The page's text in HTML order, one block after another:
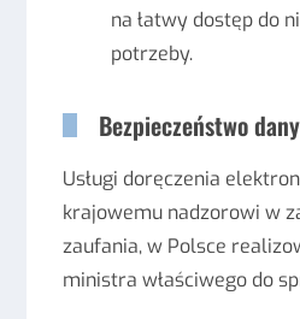
na łatwy dostęp do
potrzeby.
Bezpieczeństwo
Usługi doręczenia
krajowemu nadzorowi w
zaufania, w Polsce
ministra właściwego do